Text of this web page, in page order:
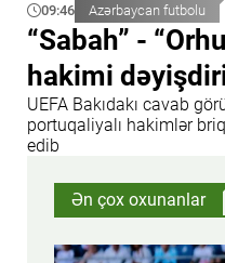
09:46 Azərbaycan futbolu
“Sabah” -
hakimi
UEFA Bakıdakı cavab
portuqaliyalı hakimlər
edib
Ən çox oxunanlar